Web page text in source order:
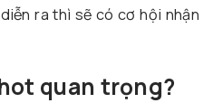
ra thì sẽ có cơ hội nhận
quan trọng?